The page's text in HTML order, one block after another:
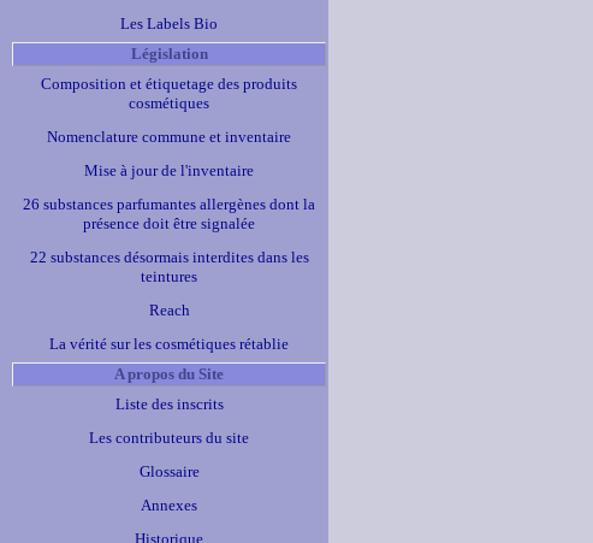
Les Labels Bio
Législation
Composition et étiquetage des produits
cosmétiques
Nomenclature commune et inventaire
Mise à jour de l'inventaire
26 substances parfumantes allergènes dont la
présence doit être signalée
22 substances désormais interdites dans les
teintures
Reach
La vérité sur les cosmétiques rétablie
A propos du Site
Liste des inscrits
Les contributeurs du site
Glossaire
Annexes
Historique